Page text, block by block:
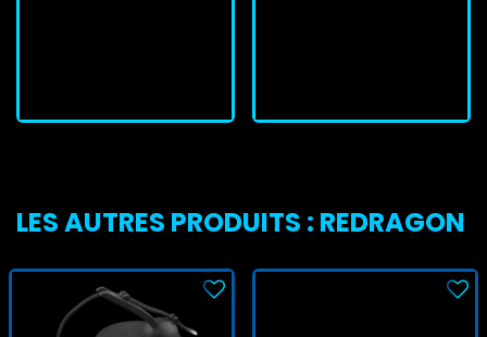
LES AUTRES PRODUITS : REDRAGON